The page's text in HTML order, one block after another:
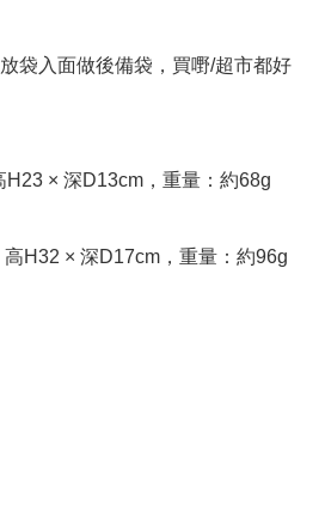
袋入面做後備袋，買嘢/超市都好
H23 × 深D13cm，重量：約68g
H32 × 深D17cm，重量：約96g